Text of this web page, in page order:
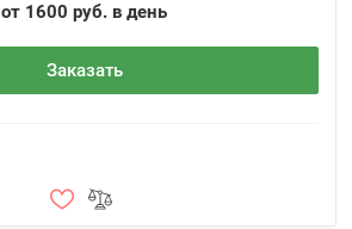
от 1600 руб. в день
Заказать